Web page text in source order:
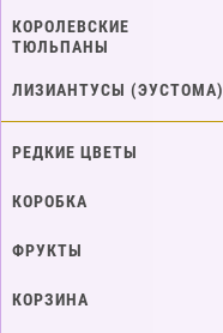
КОРОЛЕВСКИЕ
ТЮЛЬПАНЫ
ЛИЗИАНТУСЫ (ЭУСТОМА)
РЕДКИЕ ЦВЕТЫ
КОРОБКА
ФРУКТЫ
КОРЗИНА